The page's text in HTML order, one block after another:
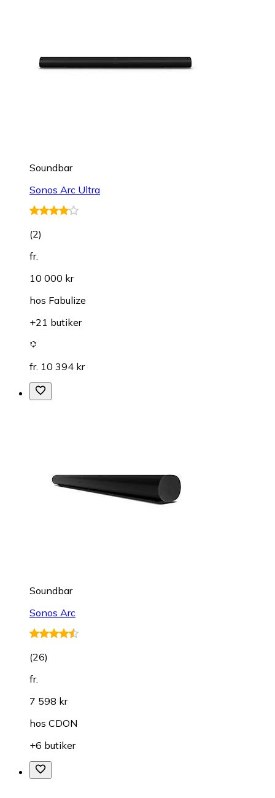
Soundbar
Sonos Arc Ultra
(2)
fr.
10 000 kr
hos Fabulize
+21 butiker
fr. 10 394 kr
Soundbar
Sonos Arc
(26)
fr.
7 598 kr
hos CDON
+6 butiker